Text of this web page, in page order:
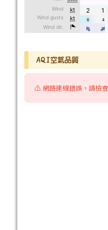
AQI空氣品質
⚠️ 網路連線錯誤，請檢